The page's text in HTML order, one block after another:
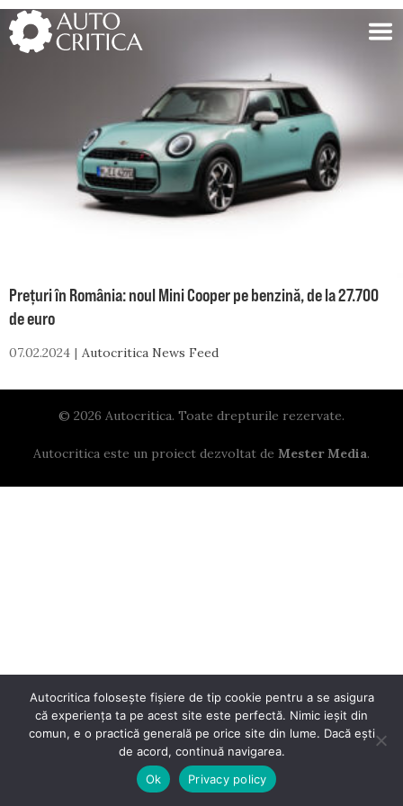
Skip
to
content
Prețuri în România: noul Mini Cooper pe benzină, de la 27.700
de euro
07.02.2024 Autocritica News Feed
© 2026 Autocritica. Toate drepturile rezervate.
Autocritica este un proiect dezvoltat de Mester Media.
Autocritica folosește fișiere de tip cookie pentru a se asigura
că experiența ta pe acest site este perfectă. Nimic ieșit din
comun, e o practică generală pe orice site din lume. Dacă ești
de acord, continuă navigarea.
Ok
Privacy policy